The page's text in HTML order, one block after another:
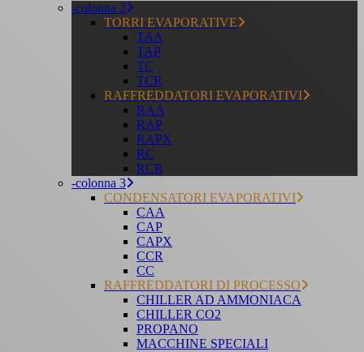
-colonna 2
TORRI EVAPORATIVE
TAA
TAP
TC
TCR
RAFFREDDATORI EVAPORATIVI
RAA
RAP
RAPX
RC
RCR
-colonna 3
CONDENSATORI EVAPORATIVI
CAA
CAP
CAPX
CCR
CC
RAFFREDDATORI DI PROCESSO
CHILLER AD AMMONIACA
CHILLER CO2
PROPANO
MACCHINE SPECIALI